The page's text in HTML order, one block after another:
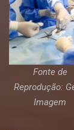
Fonte de
Reprodução:
Imagem